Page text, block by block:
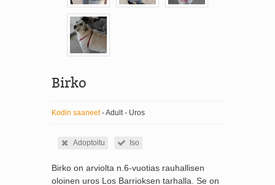
Birko
Kodin saaneet- Adult - Uros
Adoptoitu Iso
Birko on arviolta n.6-vuotias rauhallisen
oloinen uros Los Barrioksen tarhalla. Se on